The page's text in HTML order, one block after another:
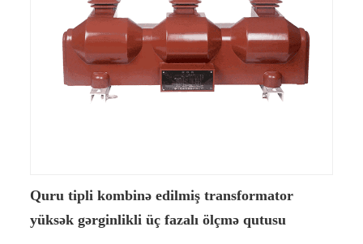
Quru tipli kombinə edilmiş transformator
yüksək gərginlikli üç fazalı ölçmə qutusu